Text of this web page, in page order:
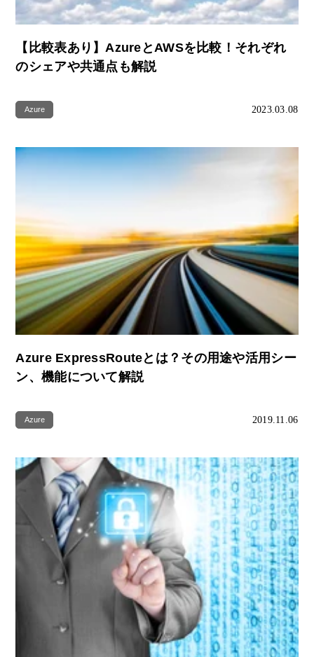
【比較表あり】AzureとAWSを比較！それぞれ
のシェアや共通点も解説
Azure 2023.03.08
Azure ExpressRouteとは？その用途や活用シー
ン、機能について解説
Azure 2019.11.06